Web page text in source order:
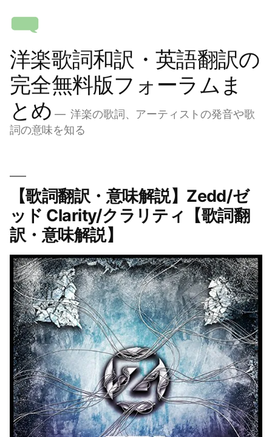
洋楽歌詞和訳・英語翻訳の
完全無料版フォーラムま
とめ
洋楽の歌詞、アーティストの発音や歌
詞の意味を知る
【歌詞翻訳・意味解説】Zedd/ゼ
ッド Clarity/クラリティ【歌詞翻
訳・意味解説】